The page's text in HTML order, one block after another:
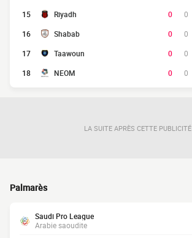
15 Riyadh 0 0
16 Shabab 0 0
17 Taawoun 0 0
18 NEOM 0 0
LA SUITE APRÈS CETTE PUBLICITÉ
Palmarès
Saudi Pro League
Arabie saoudite